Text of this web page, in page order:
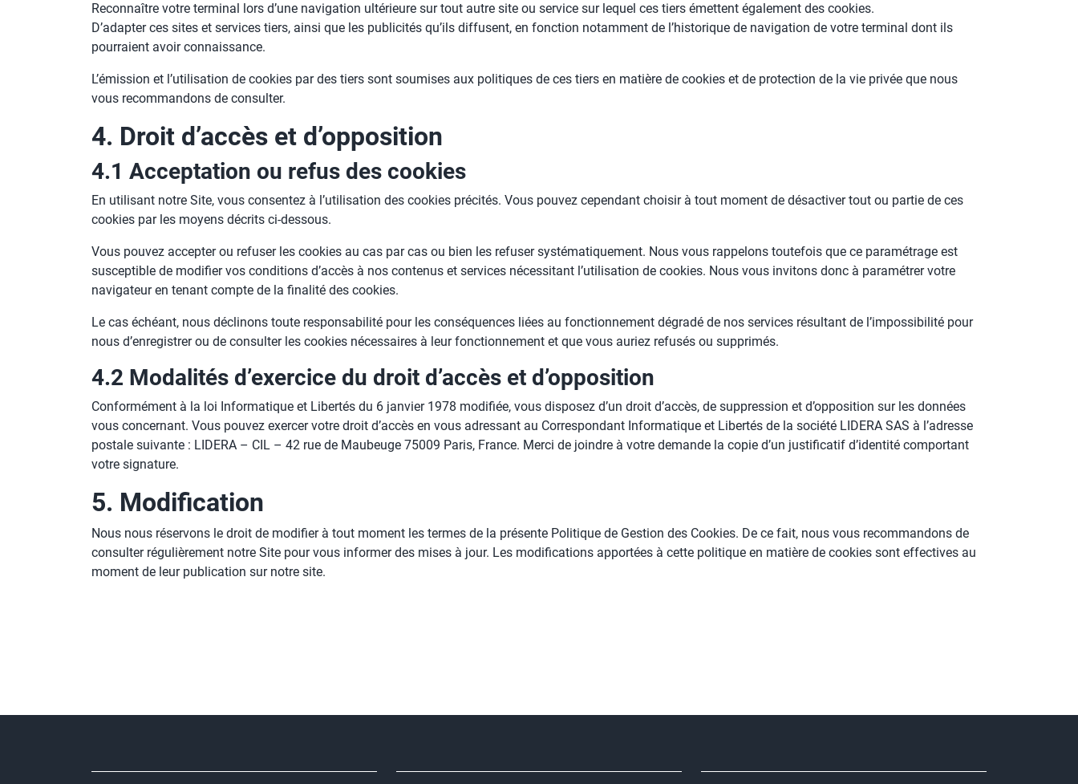
Reconnaître votre terminal lors d’une navigation ultérieure sur tout autre site ou service sur lequel ces tiers émettent également des cookies.
D’adapter ces sites et services tiers, ainsi que les publicités qu’ils diffusent, en fonction notamment de l’historique de navigation de votre terminal dont ils
pourraient avoir connaissance.
L’émission et l’utilisation de cookies par des tiers sont soumises aux politiques de ces tiers en matière de cookies et de protection de la vie privée que nous
vous recommandons de consulter.
4. Droit d’accès et d’opposition
4.1 Acceptation ou refus des cookies
En utilisant notre Site, vous consentez à l’utilisation des cookies précités. Vous pouvez cependant choisir à tout moment de désactiver tout ou partie de ces
cookies par les moyens décrits ci-dessous.
Vous pouvez accepter ou refuser les cookies au cas par cas ou bien les refuser systématiquement. Nous vous rappelons toutefois que ce paramétrage est
susceptible de modifier vos conditions d’accès à nos contenus et services nécessitant l’utilisation de cookies. Nous vous invitons donc à paramétrer votre
navigateur en tenant compte de la finalité des cookies.
Le cas échéant, nous déclinons toute responsabilité pour les conséquences liées au fonctionnement dégradé de nos services résultant de l’impossibilité pour
nous d’enregistrer ou de consulter les cookies nécessaires à leur fonctionnement et que vous auriez refusés ou supprimés.
4.2 Modalités d’exercice du droit d’accès et d’opposition
Conformément à la loi Informatique et Libertés du 6 janvier 1978 modifiée, vous disposez d’un droit d’accès, de suppression et d’opposition sur les données
vous concernant. Vous pouvez exercer votre droit d’accès en vous adressant au Correspondant Informatique et Libertés de la société LIDERA SAS à l’adresse
postale suivante : LIDERA – CIL – 42 rue de Maubeuge 75009 Paris, France. Merci de joindre à votre demande la copie d’un justificatif d’identité comportant
votre signature.
5. Modification
Nous nous réservons le droit de modifier à tout moment les termes de la présente Politique de Gestion des Cookies. De ce fait, nous vous recommandons de
consulter régulièrement notre Site pour vous informer des mises à jour. Les modifications apportées à cette politique en matière de cookies sont effectives au
moment de leur publication sur notre site.